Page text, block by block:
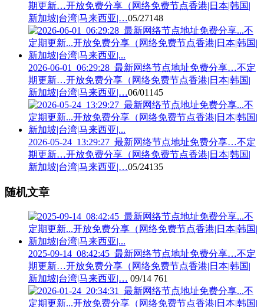
期更新…开放免费分享（网络免费节点香港|日本|韩国|
新加坡|台湾|马来西亚|…05/27148
2026-06-01_06:29:28_最新网络节点地址免费分享…不定
期更新…开放免费分享（网络免费节点香港|日本|韩国|
新加坡|台湾|马来西亚|…06/01 145
2026-05-24_13:29:27_最新网络节点地址免费分享…不定
期更新…开放免费分享（网络免费节点香港|日本|韩国|
新加坡|台湾|马来西亚|…05/24135
随机文章
2025-09-14_08:42:45_最新网络节点地址免费分享…不定
期更新…开放免费分享（网络免费节点香港|日本|韩国|
新加坡|台湾|马来西亚|… 09/14 761